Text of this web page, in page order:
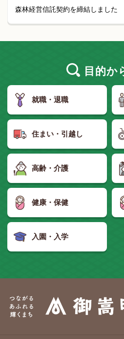
森林経営信託契約を締結しました
目的か
就職・退職
住まい・引越し
高齢・介護
健康・保健
入園・入学